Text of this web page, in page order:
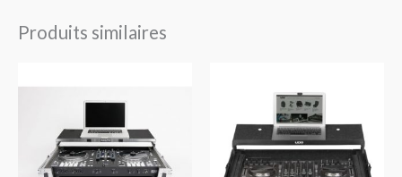
Produits similaires